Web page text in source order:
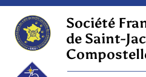
Skip
content
Société
de Saint-